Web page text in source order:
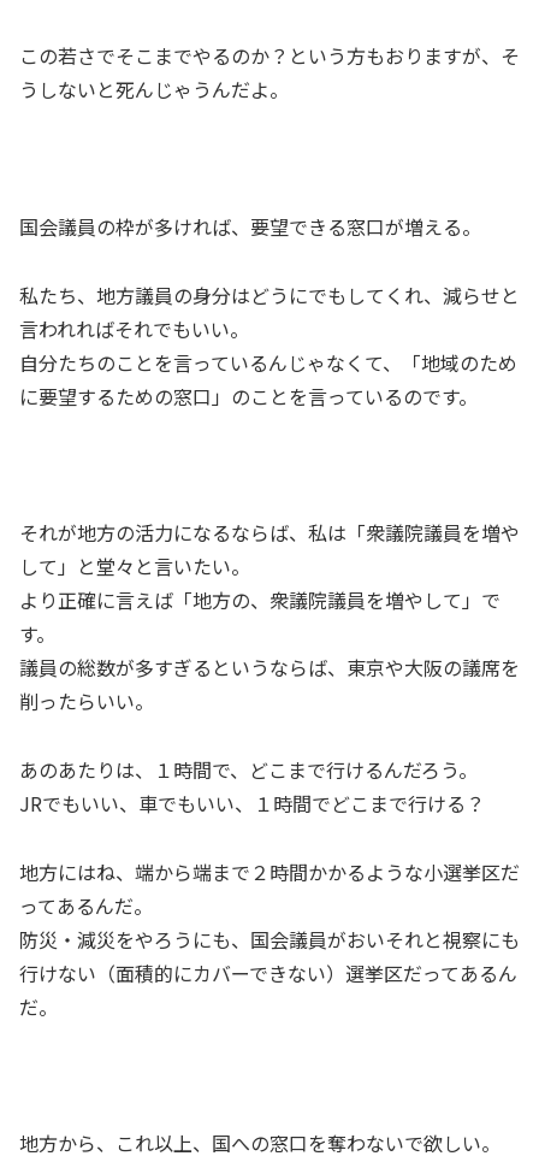
この若さでそこまでやるのか？という方もおりますが、そ
うしないと死んじゃうんだよ。
国会議員の枠が多ければ、要望できる窓口が増える。
私たち、地方議員の身分はどうにでもしてくれ、減らせと
言われればそれでもいい。
自分たちのことを言っているんじゃなくて、「地域のため
に要望するための窓口」のことを言っているのです。
それが地方の活力になるならば、私は「衆議院議員を増や
して」と堂々と言いたい。
より正確に言えば「地方の、衆議院議員を増やして」で
す。
議員の総数が多すぎるというならば、東京や大阪の議席を
削ったらいい。
あのあたりは、１時間で、どこまで行けるんだろう。
JRでもいい、車でもいい、１時間でどこまで行ける？
地方にはね、端から端まで２時間かかるような小選挙区だ
ってあるんだ。
防災・減災をやろうにも、国会議員がおいそれと視察にも
行けない（面積的にカバーできない）選挙区だってあるん
だ。
地方から、これ以上、国への窓口を奪わないで欲しい。